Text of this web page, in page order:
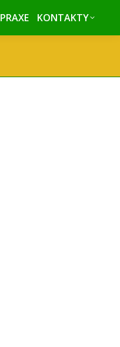
PRAXE KONTAKTY
PRAXE KONTAKTY